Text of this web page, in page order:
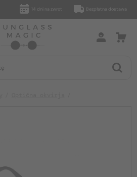
14 dni na zwrot Bezpłatna dostawa